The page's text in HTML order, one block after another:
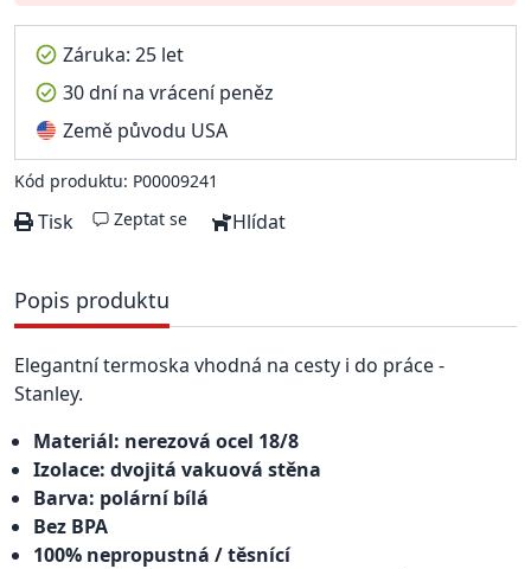
Záruka: 25 let
30 dní na vrácení peněz
Země původu USA
Kód produktu: P00009241
Tisk Zeptat se Hlídat
Popis produktu
Elegantní termoska vhodná na cesty i do práce -
Stanley.
Materiál: nerezová ocel 18/8
Izolace: dvojitá vakuová stěna
Barva: polární bílá
Bez BPA
100% nepropustná / těsnící